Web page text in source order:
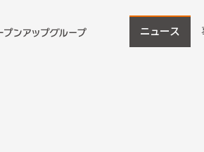
ニュース